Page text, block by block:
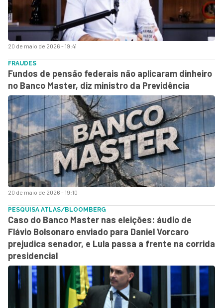
20 de maio de 2026 - 19:41
20 de maio de 2026 - 19:10
FRAUDES
Fundos de pensão federais não aplicaram dinheiro
no Banco Master, diz ministro da Previdência
PESQUISA ATLAS/BLOOMBERG
Caso do Banco Master nas eleições: áudio de
Flávio Bolsonaro enviado para Daniel Vorcaro
prejudica senador, e Lula passa a frente na corrida
presidencial